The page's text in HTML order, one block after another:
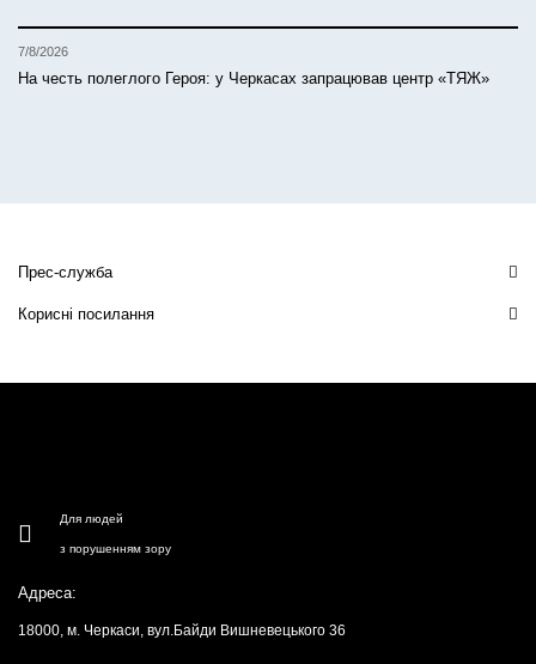
7/8/2026
На честь полеглого Героя: у Черкасах запрацював центр «ТЯЖ»
Прес-служба
Корисні посилання
Для людей
з порушенням зору
Адреса:
18000, м. Черкаси, вул.Байди Вишневецького 36